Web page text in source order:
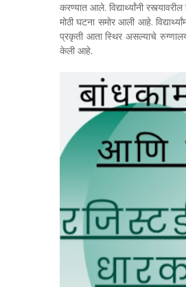
करण्यात आले. विद्यार्थ्यांनी
मोठी घटना समोर आली आहे.
प्रकृती आता स्थिर असल्याचे
केली आहे.